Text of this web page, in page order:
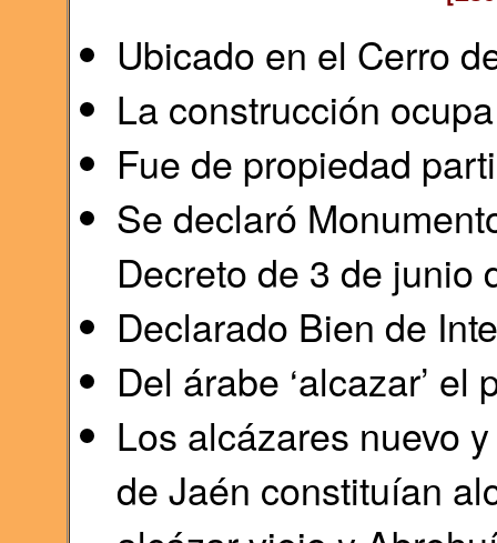
Ubicado en el Cerro
La construcción
Fue de propiedad
Se declaró
Decreto de 3 de junio
Declarado Bien de
Del árabe ‘alcazar’ el
Los alcázares nuevo
de Jaén constituían